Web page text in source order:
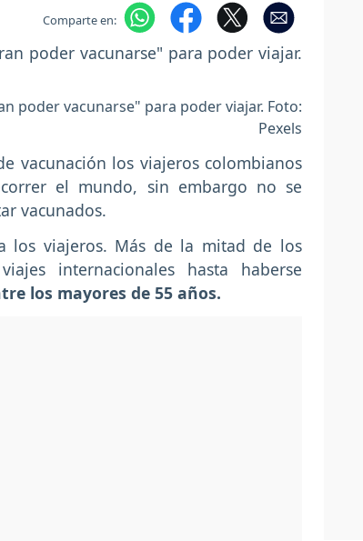
Comparte en:
poder vacunarse" para poder viajar. Foto:
Pexels
vacunación los viajeros colombianos
el mundo, sin embargo no se
vacunados.
los viajeros. Más de la mitad de los
internacionales hasta haberse
los mayores de 55 años.